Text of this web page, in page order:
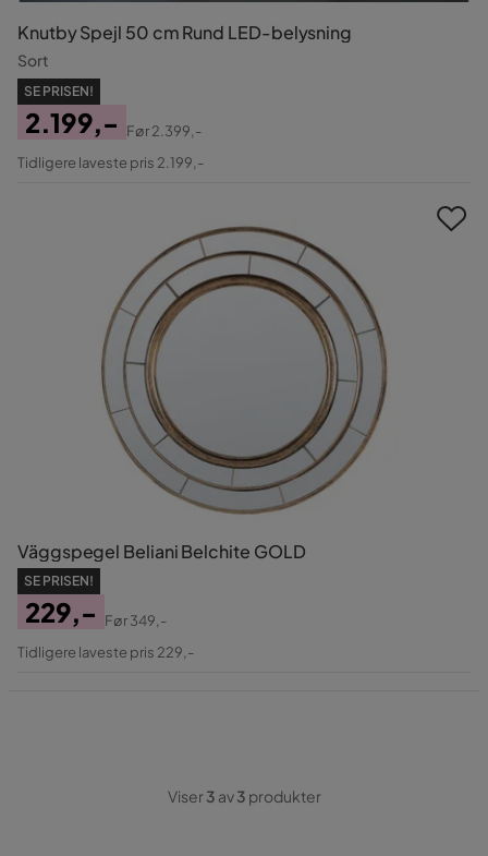
Knutby Spejl 50 cm Rund LED-belysning
Sort
SE PRISEN!
Pris
2.199,-
Original
Før2.399,-
Tidligere laveste pris 2.199,-
Väggspegel Beliani Belchite GOLD
SE PRISEN!
Pris
229,-
Original
Før349,-
Tidligere laveste pris 229,-
Viser3 av3 produkter